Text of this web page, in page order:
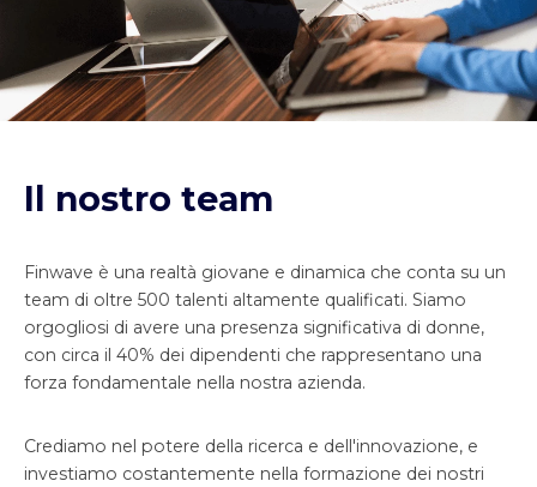
Il nostro team
Finwave è una realtà giovane e dinamica che conta su un
team di oltre 500 talenti altamente qualificati. Siamo
orgogliosi di avere una presenza significativa di donne,
con circa il 40% dei dipendenti che rappresentano una
forza fondamentale nella nostra azienda.
Crediamo nel potere della ricerca e dell'innovazione, e
investiamo costantemente nella formazione dei nostri